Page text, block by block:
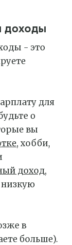
доходы
- это
для
о
вы
, хобби,
доход,
низкую
в
больше).